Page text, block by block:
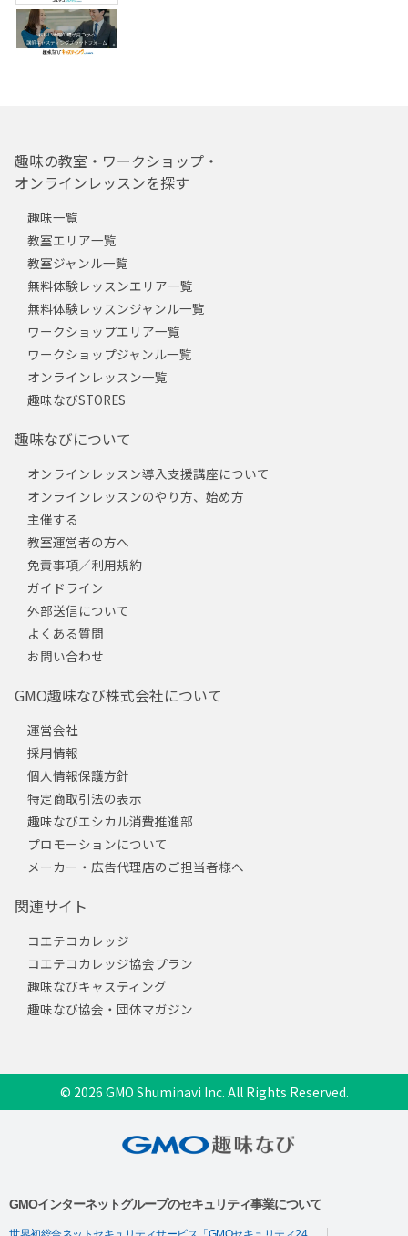
趣味の教室・ワークショップ・
オンラインレッスンを探す
趣味一覧
教室エリア一覧
教室ジャンル一覧
無料体験レッスンエリア一覧
無料体験レッスンジャンル一覧
ワークショップエリア一覧
ワークショップジャンル一覧
オンラインレッスン一覧
趣味なびSTORES
趣味なびについて
オンラインレッスン導入支援講座について
オンラインレッスンのやり方、始め方
主催する
教室運営者の方へ
免責事項／利用規約
ガイドライン
外部送信について
よくある質問
お問い合わせ
GMO趣味なび株式会社について
運営会社
採用情報
個人情報保護方針
特定商取引法の表示
趣味なびエシカル消費推進部
プロモーションについて
メーカー・広告代理店のご担当者様へ
関連サイト
コエテコカレッジ
コエテコカレッジ協会プラン
趣味なびキャスティング
趣味なび協会・団体マガジン
© 2026 GMO Shuminavi Inc. All Rights Reserved.